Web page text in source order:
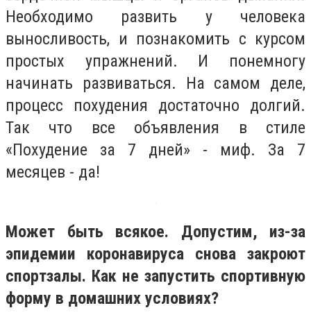
Необходимо развить у человека
выносливость, и познакомить с курсом
простых упражнений. И понемногу
начинать развиваться. На самом деле,
процесс похудения достаточно долгий.
Так что все объявления в стиле
«Похудение за 7 дней» - миф. За 7
месяцев - да!
Может быть всякое. Допустим, из-за
эпидемии коронавируса снова закроют
спортзалы. Как не запустить спортивную
форму в домашних условиях?